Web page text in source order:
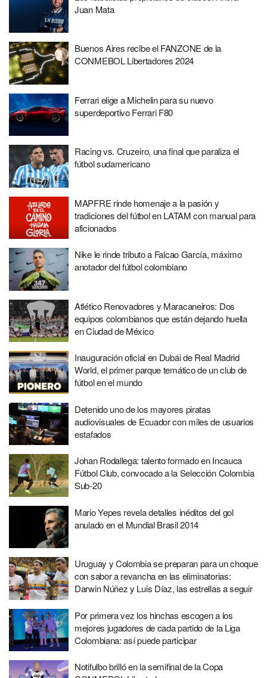
Juan Mata
Buenos Aires recibe el FANZONE de la
CONMEBOL Libertadores 2024
Ferrari elige a Michelin para su nuevo
superdeportivo Ferrari F80
Racing vs. Cruzeiro, una final que paraliza el
fútbol sudamericano
MAPFRE rinde homenaje a la pasión y
tradiciones del fútbol en LATAM con manual para
aficionados
Nike le rinde tributo a Falcao García, máximo
anotador del fútbol colombiano
Atlético Renovadores y Maracaneiros: Dos
equipos colombianos que están dejando huella
en Ciudad de México
Inauguración oficial en Dubái de Real Madrid
World, el primer parque temático de un club de
fútbol en el mundo
Detenido uno de los mayores piratas
audiovisuales de Ecuador con miles de usuarios
estafados
Johan Rodallega: talento formado en Incauca
Fútbol Club, convocado a la Selección Colombia
Sub-20
Mario Yepes revela detalles inéditos del gol
anulado en el Mundial Brasil 2014
Uruguay y Colombia se preparan para un choque
con sabor a revancha en las eliminatorias:
Darwin Núñez y Luis Díaz, las estrellas a seguir
Por primera vez los hinchas escogen a los
mejores jugadores de cada partido de la Liga
Colombiana: así puede participar
Notifulbo brilló en la semifinal de la Copa